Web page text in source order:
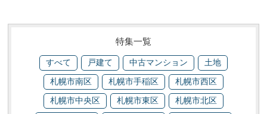
特集一覧
すべて 戸建て 中古マンション
土地
札幌市南区
札幌市手稲区
札幌市西区
札幌市中央区
札幌市東区
札幌市北区